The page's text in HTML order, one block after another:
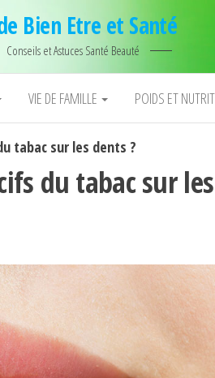
Bien Etre et Santé
Conseils et Astuces Santé Beauté
VIE DE FAMILLE POIDS ET
tabac sur les dents ?
du tabac sur les